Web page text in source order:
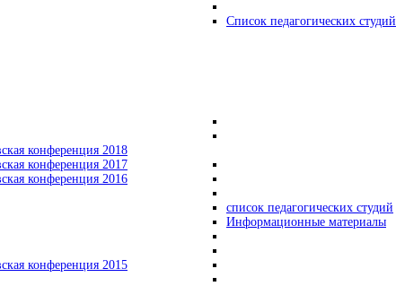
Список педагогических студий
конференция 2018
конференция 2017
конференция 2016
список педагогических студий
Информационные материалы
конференция 2015